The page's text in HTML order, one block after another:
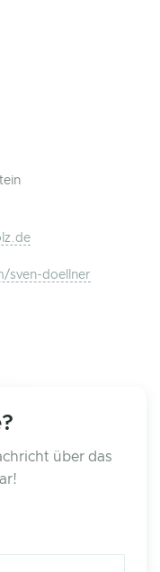
sven-doellner
über das